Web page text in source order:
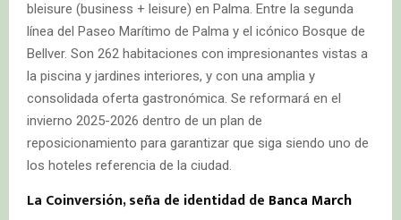
bleisure (business + leisure) en Palma. Entre la segunda
línea del Paseo Marítimo de Palma y el icónico Bosque de
Bellver. Son 262 habitaciones con impresionantes vistas a
la piscina y jardines interiores, y con una amplia y
consolidada oferta gastronómica. Se reformará en el
invierno 2025-2026 dentro de un plan de
reposicionamiento para garantizar que siga siendo uno de
los hoteles referencia de la ciudad.
La Coinversión, seña de identidad de Banca March